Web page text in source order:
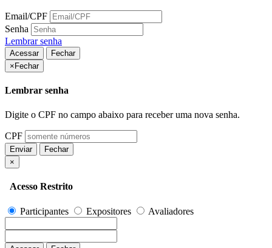
Email/CPF
Senha
Lembrar senha
Acessar
Fechar
× Fechar
Lembrar senha
Digite o CPF no campo abaixo para receber uma nova senha.
CPF
Enviar
Fechar
×
Acesso Restrito
Participantes Expositores Avaliadores